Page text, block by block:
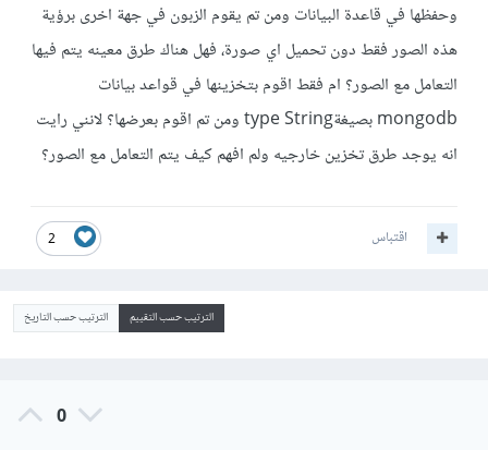
وحفظها في قاعدة البيانات ومن تم يقوم الزبون في جهة اخرى برؤية
هذه الصور فقط دون تحميل اي صورة، فهل هناك طرق معينه يتم فيها
التعامل مع الصور؟ ام فقط اقوم بتخزينها في قواعد بيانات
mongodb بصيغةtype String ومن تم اقوم بعرضها؟ لانني رايت
انه يوجد طرق تخزين خارجيه ولم افهم كيف يتم التعامل مع الصور؟
2 اقتباس
الترتيب حسب التقييم الترتيب حسب التاريخ
0